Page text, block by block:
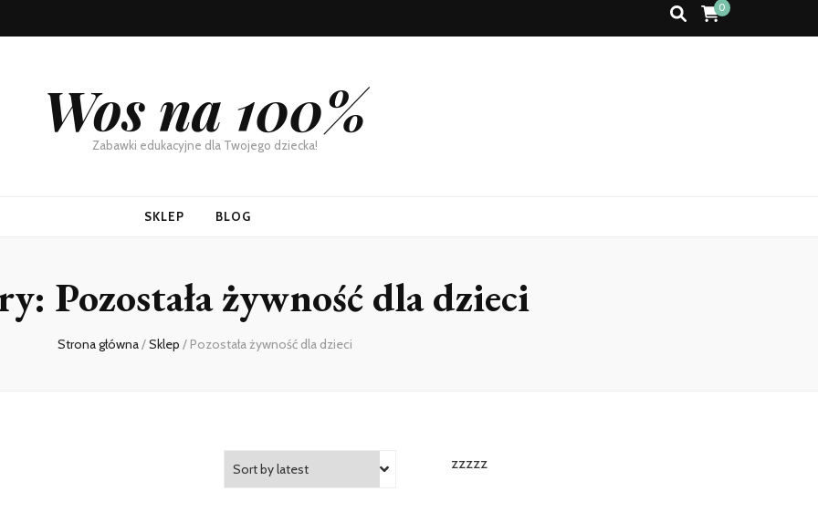
0
Wos na 100%
Zabawki edukacyjne dla Twojego dziecka!
SKLEP BLOG
Pozostała żywność dla dzieci
Strona główna/Sklep / Pozostała żywność dla dzieci
zzzzz